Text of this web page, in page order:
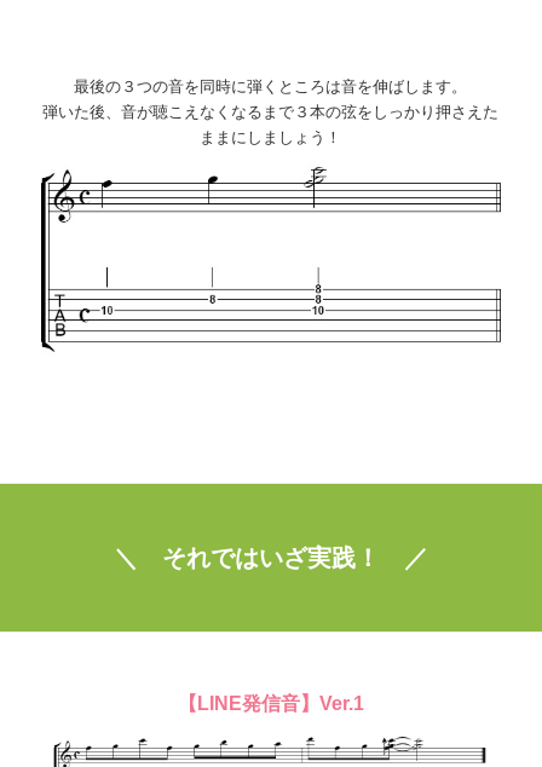
最後の３つの音を同時に弾くところは音を伸ばします。
弾いた後、音が聴こえなくなるまで３本の弦をしっかり押さえた
ままにしましょう！
＼ それではいざ実践！ ／
【LINE発信音】Ver.1